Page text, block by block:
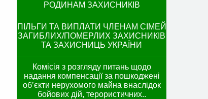
РОДИНАМ ЗАХИСНИКІВ
ПІЛЬГИ ТА ВИПЛАТИ ЧЛЕНАМ СІМЕЙ
ЗАГИБЛИХ/ПОМЕРЛИХ ЗАХИСНИКІВ
ТА ЗАХИСНИЦЬ УКРАЇНИ
Комісія з розгляду питань щодо
надання компенсації за пошкоджені
об’єкти нерухомого майна внаслідок
бойових дій, терористичних..